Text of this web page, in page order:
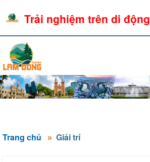
Trang chủ Giải trí
Trải nghiệm trên di động